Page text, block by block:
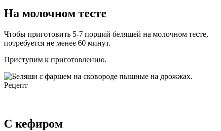
На молочном тесте
Чтобы приготовить 5-7 порций беляшей на молочном тесте,
потребуется не менее 60 минут.
Приступим к приготовлению.
С кефиром